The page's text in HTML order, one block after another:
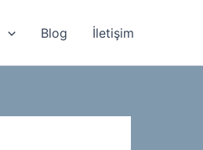
Blog İletişim